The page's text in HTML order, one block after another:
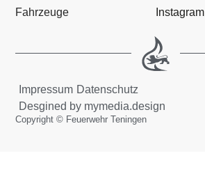
Fahrzeuge Instagram
Impressum Datenschutz
Desgined by mymedia.design
Copyright © Feuerwehr Teningen